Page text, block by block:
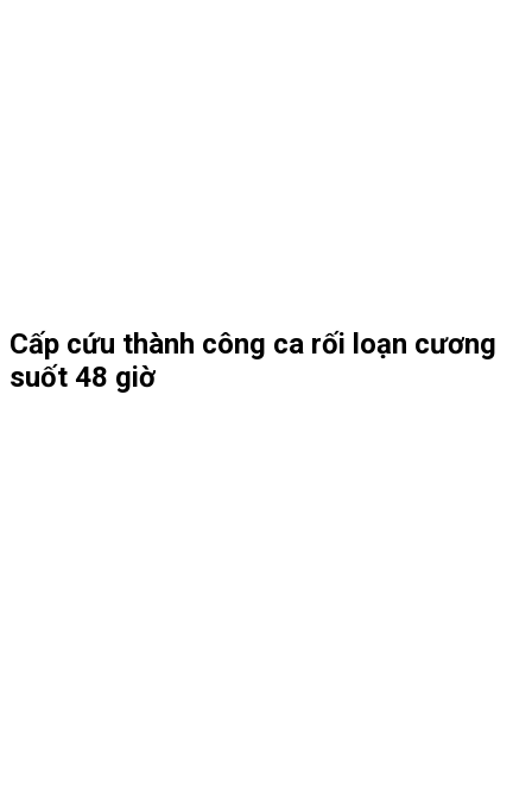
Cấp cứu thành công ca rối loạn cương
suốt 48 giờ